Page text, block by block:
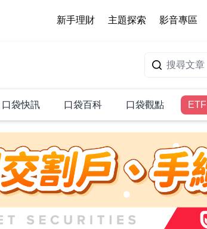
新手理財 主題探索 影音專區
口袋快訊 口袋百科 口袋觀點 ETF